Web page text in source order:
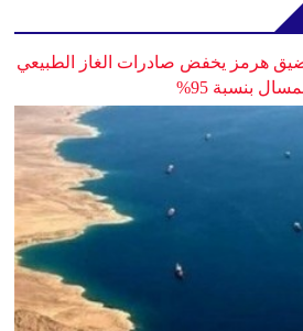
هرمز يخفض صادرات الغاز الطبيعي
بنسبة 95%